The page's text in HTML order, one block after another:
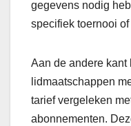
gegevens nodig
specifiek toernooi
Aan de andere
lidmaatschappen
tarief vergeleken
abonnementen.